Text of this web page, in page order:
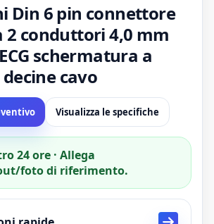
Din 6 pin connettore
2 conduttori 4,0 mm
schermatura a
cavo
Visualizza le specifiche
24 ore · Allega
foto di riferimento.